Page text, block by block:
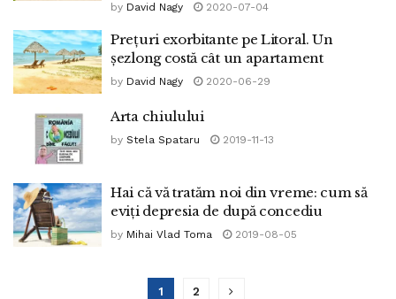
by David Nagy 2020-07-04
Prețuri exorbitante pe Litoral. Un
șezlong costă cât un apartament
by David Nagy 2020-06-29
Arta chiulului
by Stela Spataru 2019-11-13
Hai că vă tratăm noi din vreme: cum să
eviți depresia de după concediu
by Mihai Vlad Toma 2019-08-05
1 2